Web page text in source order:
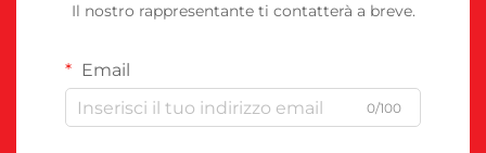
Il nostro rappresentante ti contatterà a breve.
Email
0/100